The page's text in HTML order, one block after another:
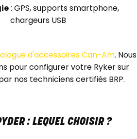
: GPS, supports smartphone,
chargeurs USB
d'accessoires Can-Am. Nous
pour configurer votre Ryker sur
nos techniciens certifiés BRP.
: LEQUEL CHOISIR ?